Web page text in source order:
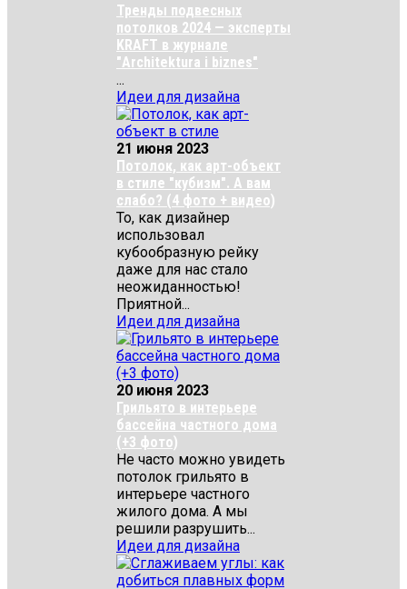
Тренды подвесных
потолков 2024 — эксперты
KRAFT в журнале
"Architektura i biznes"
...
Идеи для дизайна
21 июня 2023
Потолок, как арт-объект
в стиле "кубизм". А вам
слабо? (4 фото + видео)
То, как дизайнер
использовал
кубообразную рейку
даже для нас стало
неожиданностью!
Приятной...
Идеи для дизайна
20 июня 2023
Грильято в интерьере
бассейна частного дома
(+3 фото)
Не часто можно увидеть
потолок грильято в
интерьере частного
жилого дома. А мы
решили разрушить...
Идеи для дизайна